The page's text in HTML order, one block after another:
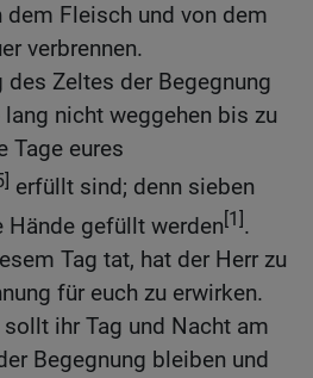
dem Fleisch und von dem
verbrennen.
des Zeltes der Begegnung
nicht weggehen bis zu
Tage eures
erfüllt sind; denn sieben
Hände gefüllt werden[1].
Tag tat, hat der Herr zu
für euch zu erwirken.
ihr Tag und Nacht am
Begegnung bleiben und